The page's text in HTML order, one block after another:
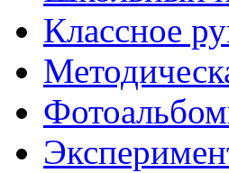
Классное